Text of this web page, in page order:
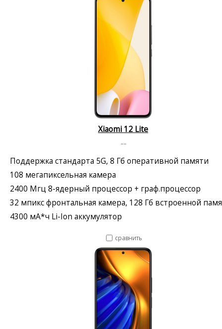
Xiaomi 12 Lite
--
Поддержка стандарта 5G, 8 Гб оперативной памяти
108 мегапиксельная камера
2400 Мгц 8-ядерный процессор + граф.процессор
32 мпикс фронтальная камера, 128 Гб встроенной
4300 мА*ч Li-Ion аккумулятор
сравнить